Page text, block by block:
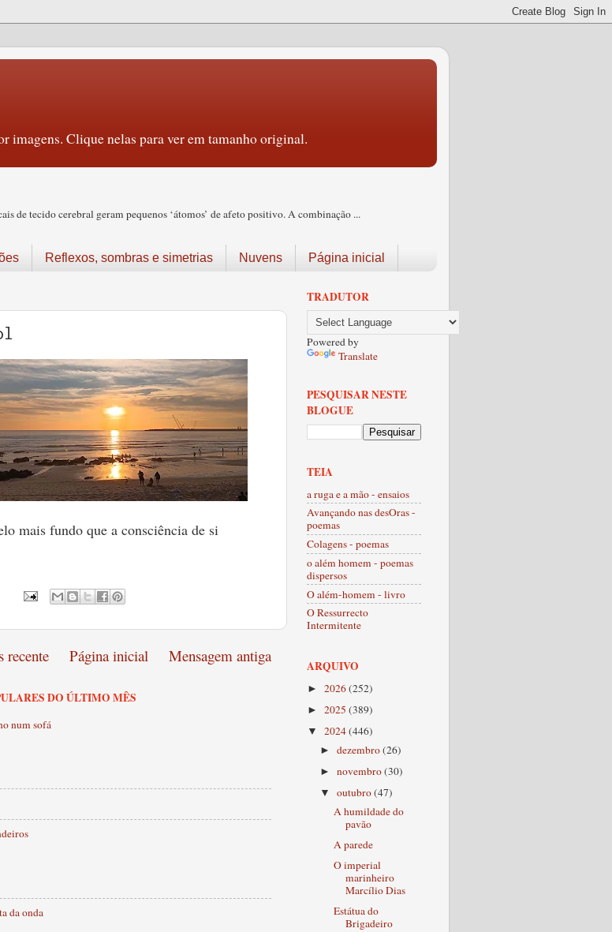
imagens. Clique nelas para ver em tamanho original.
de tecido cerebral geram pequenos ‘átomos’ de afeto positivo. A combinação ...
Reflexos, sombras e simetrias Nuvens Página inicial
mais fundo que a consciência de si
recente Mensagem antiga
Página inicial
DO ÚLTIMO MÊS
num sofá
da onda
TRADUTOR
Powered by
Translate
PESQUISAR NESTE
BLOGUE
TEIA
a ruga e a mão - ensaios
Avançando nas desOras -
poemas
Colagens - poemas
o além homem - poemas
dispersos
O além-homem - livro
O Ressurrecto
Intermitente
ARQUIVO
► 2026(252)
► 2025 (389)
▼ 2024(446)
►dezembro(26)
►novembro(30)
▼outubro(47)
A humildade do
pavão
A parede
O imperial
marinheiro
Marcílio Dias
Estátua do
Brigadeiro